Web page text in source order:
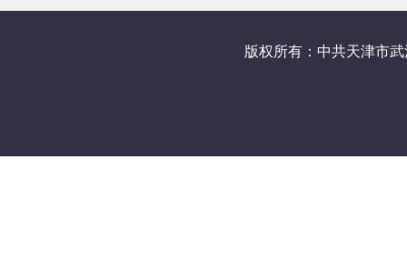
版权所有：中共天津市